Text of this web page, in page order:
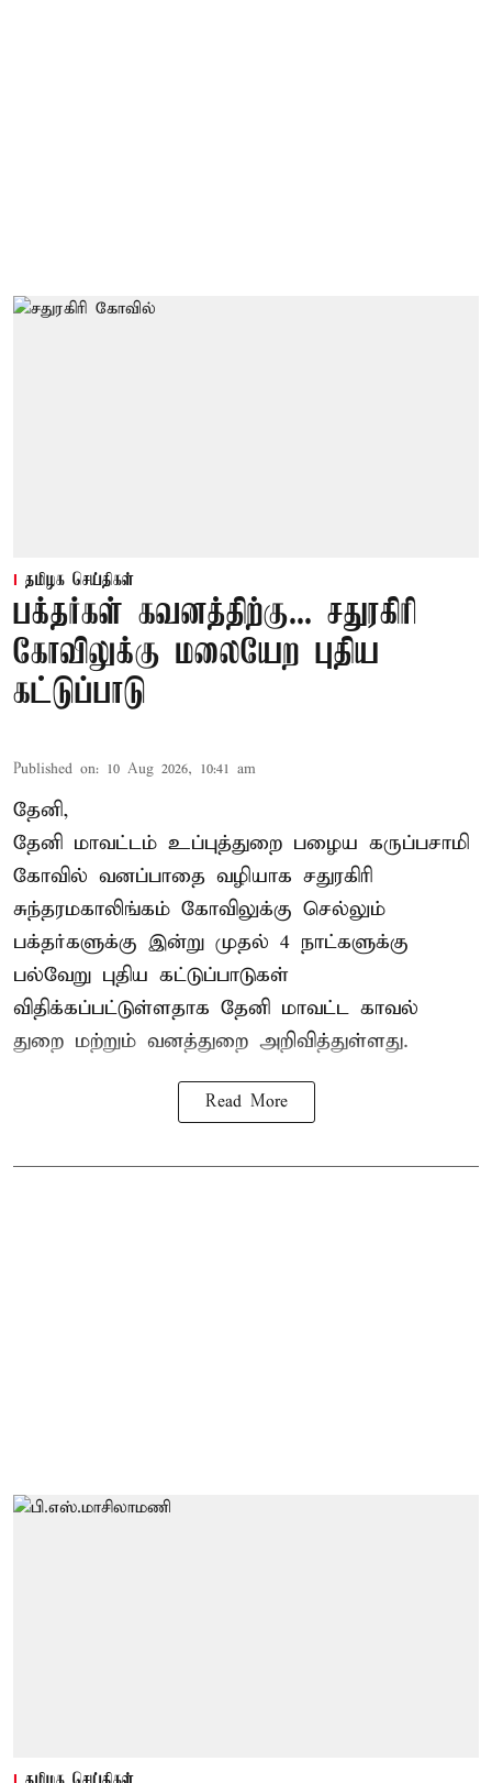
தமிழக செய்திகள்
பக்தர்கள் கவனத்திற்கு... சதுரகிரி
கோவிலுக்கு மலையேற புதிய
கட்டுப்பாடு
Published on: 10 Aug 2026, 10:41 am
தேனி,
தேனி மாவட்டம் உப்புத்துறை பழைய கருப்பசாமி
கோவில் வனப்பாதை வழியாக சதுரகிரி
சுந்தரமகாலிங்கம் கோவிலுக்கு செல்லும்
பக்தர்களுக்கு இன்று முதல் 4 நாட்களுக்கு
பல்வேறு புதிய கட்டுப்பாடுகள்
விதிக்கப்பட்டுள்ளதாக தேனி மாவட்ட காவல்
துறை மற்றும் வனத்துறை அறிவித்துள்ளது.
Read More